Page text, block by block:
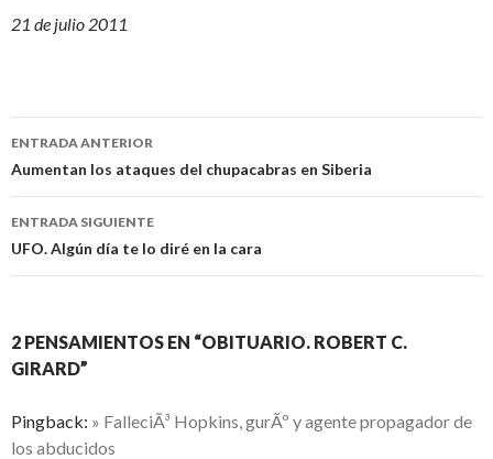
21 de julio 2011
Navegación
de
entradas
ENTRADA ANTERIOR
Aumentan los ataques del chupacabras en Siberia
ENTRADA SIGUIENTE
UFO. Algún día te lo diré en la cara
2 PENSAMIENTOS EN “OBITUARIO. ROBERT C.
GIRARD”
Pingback: » FalleciÃ³ Hopkins, gurÃº y agente propagador de
los abducidos